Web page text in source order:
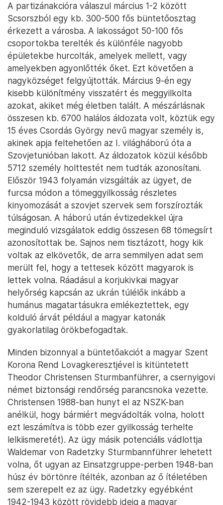
A partizánakcióra válaszul március 1-2 között
Scsorszból egy kb. 300-500 fős büntetőosztag
érkezett a városba. A lakosságot 50-100 fős
csoportokba terelték és különféle nagyobb
épületekbe hurcolták, amelyek mellett, vagy
amelyekben agyonlőtték őket. Ezt követően a
nagyközséget felgyújtották. Március 9-én egy
kisebb különítmény visszatért és meggyilkolta
azokat, akiket még életben talált. A mészárlásnak
összesen kb. 6700 halálos áldozata volt, köztük egy
15 éves Csordás György nevű magyar személy is,
akinek apja feltehetően az I. világháború óta a
Szovjetunióban lakott. Az áldozatok közül később
5712 személy holttestét nem tudták azonosítani.
Először 1943 folyamán vizsgálták az ügyet, de
furcsa módon a tömeggyilkosság részletes
kinyomozását a szovjet szervek sem forszírozták
túlságosan. A háború után évtizedekkel újra
meginduló vizsgálatok eddig összesen 68 tömegsírt
azonosítottak be. Sajnos nem tisztázott, hogy kik
voltak az elkövetők, de arra semmilyen adat sem
merült fel, hogy a tettesek között magyarok is
lettek volna. Ráadásul a korjukivkai magyar
helyőrség kapcsán az ukrán túlélők inkább a
humánus magatartásukra emlékeztettek, egy
kolduló árvát például a magyar katonák
gyakorlatilag örökbefogadtak.
Minden bizonnyal a büntetőakciót a magyar Szent
Korona Rend Lovagkeresztjével is kitüntetett
Theodor Christensen Sturmbanführer, a csernyigovi
német biztonsági rendőrség parancsnoka vezette.
Christensen 1988-ban hunyt el az NSZK-ban
anélkül, hogy bármiért megvádolták volna, holott
ezt leszámítva is több ezer gyilkosság terhelte
lelkiismeretét). Az ügy másik potenciális vádlottja
Waldemar von Radetzky Sturmbannführer lehetett
volna, őt ugyan az Einsatzgruppe-perben 1948-ban
húsz év börtönre ítélték, azonban az ő ítéletében
sem szerepelt ez az ügy. Radetzky egyébként
1942-1943 között rövidebb ideig a magyar